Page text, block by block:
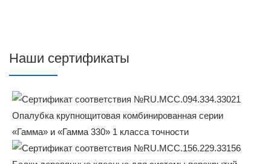
Наши сертификаты